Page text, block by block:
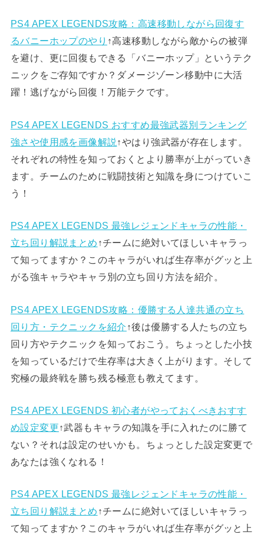
PS4 APEX LEGENDS攻略：高速移動しながら回復す
るバニーホップのやり ↑高速移動しながら敵からの被弾
を避け、更に回復もできる「バニーホップ」というテク
ニックをご存知ですか？ダメージゾーン移動中に大活
躍！逃げながら回復！万能テクです。
PS4 APEX LEGENDS おすすめ最強武器別ランキング
強さや使用感を画像解説 ↑やはり強武器が存在します。
それぞれの特性を知っておくとより勝率が上がっていき
ます。チームのために戦闘技術と知識を身につけていこ
う！
PS4 APEX LEGENDS 最強レジェンドキャラの性能・
立ち回り解説まとめ ↑チームに絶対いてほしいキャラっ
て知ってますか？このキャラがいれば生存率がグッと上
がる強キャラやキャラ別の立ち回り方法を紹介。
PS4 APEX LEGENDS攻略：優勝する人達共通の立ち
回り方・テクニックを紹介 ↑後は優勝する人たちの立ち
回り方やテクニックを知っておこう。ちょっとした小技
を知っているだけで生存率は大きく上がります。そして
究極の最終戦を勝ち残る極意も教えてます。
PS4 APEX LEGENDS 初心者がやっておくべきおすす
め設定変更↑武器もキャラの知識を手に入れたのに勝て
ない？それは設定のせいかも。ちょっとした設定変更で
あなたは強くなれる！
PS4 APEX LEGENDS 最強レジェンドキャラの性能・
立ち回り解説まとめ ↑チームに絶対いてほしいキャラっ
て知ってますか？このキャラがいれば生存率がグッと上